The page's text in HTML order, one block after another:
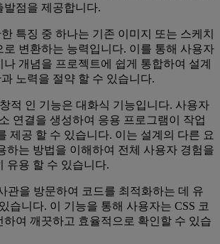
발점을 제공합니다.
특징 중 하나는 기존 이미지 또는 스케치
로 변환하는 능력입니다. 이를 통해 사용자
개념을 프로젝트에 쉽게 통합하여 설계
노력을 절약 할 수 있습니다.
적 인 기능은 대화식 기능입니다. 사용자
연결을 생성하여 응용 프로그램이 작업
제공 할 수 있습니다. 이는 설계의 다른 요
하는 방법을 이해하여 전체 사용자 경험을
유용 할 수 있습니다.
관을 방문하여 코드를 최적화하는 데 유
습니다. 이 기능을 통해 사용자는 CSS 코
하여 깨끗하고 효율적으로 확인할 수 있습